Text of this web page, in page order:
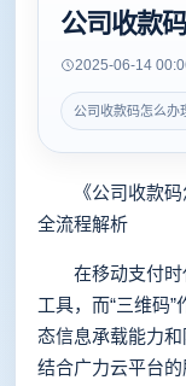
公司收款
2025-06-14
公司收款码怎么办
《公司收款码
全流程解析
在移动支付时
工具，而“三维码
态信息承载能力
结合广力云平台